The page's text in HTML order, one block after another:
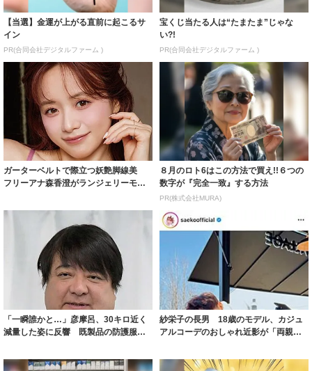
【当選】金運が上がる直前に起こるサ
イン
PR(合同会社デジタルファーム )
宝くじ当たる人は“たまたま”じゃな
い?!
PR(合同会社デジタルファーム )
ガーターベルトで際立つ妖艶脚線美
フリーアナ森香澄がランジェリーモデ
８月のロト6はこの方法で買え!!６つの
数字が『完全一致』する方法
PR(株式会社MURA)
「一瞬誰かと…」彦摩呂、30キロ近く
減量した姿に反響 既製品の防護服が
紗栄子の長男 18歳のモデル、カジュ
アルコーデのおしゃれ近影が「両親の